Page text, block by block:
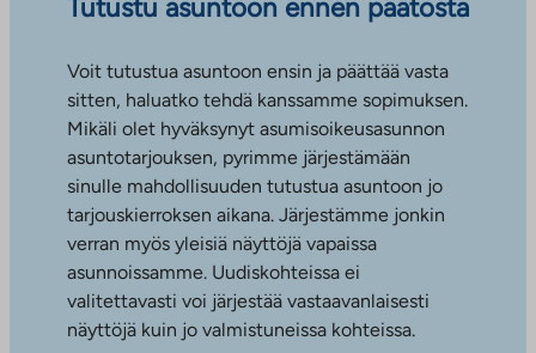
Tutustu asuntoon ennen päätöstä
Voit tutustua asuntoon ensin ja päättää vasta
sitten, haluatko tehdä kanssamme sopimuksen.
Mikäli olet hyväksynyt asumisoikeusasunnon
asuntotarjouksen, pyrimme järjestämään
sinulle mahdollisuuden tutustua asuntoon jo
tarjouskierroksen aikana. Järjestämme jonkin
verran myös yleisiä näyttöjä vapaissa
asunnoissamme. Uudiskohteissa ei
valitettavasti voi järjestää vastaavanlaisesti
näyttöjä kuin jo valmistuneissa kohteissa.